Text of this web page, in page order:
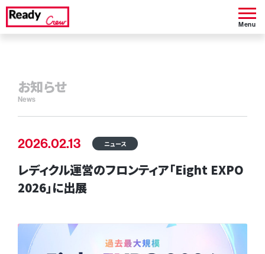
Menu
お知らせ
News
2026.02.13 ニュース
レディクル運営のフロンティア「Eight EXPO
2026」に出展